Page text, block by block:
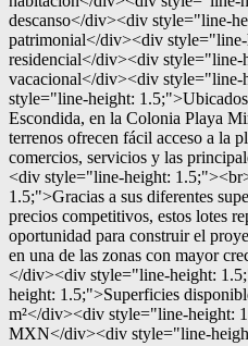
descanso</div><div style="line-
patrimonial</div><div
residencial</div><div style="line-
vacacional</div><div
style="line-height: 1.5;">Ubicados
Escondida, en la Colonia Playa
terrenos ofrecen fácil acceso a la
comercios, servicios y las
<div style="line-height:
1.5;">Gracias a sus diferentes
precios competitivos, estos lotes
oportunidad para construir el
en una de las zonas con mayor
</div><div style="line-height:
height: 1.5;">Superficies
m²</div><div style="line-height:
MXN</div><div style="line-